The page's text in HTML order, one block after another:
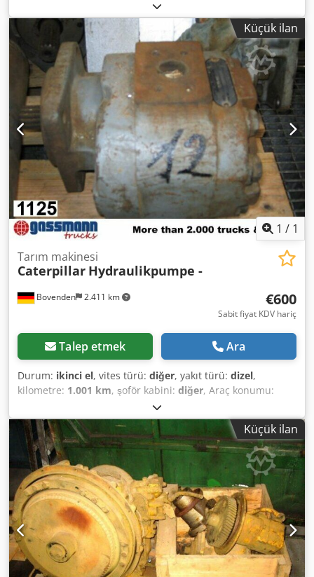
Bovenden, Üst yapı: hidrolik pompa KULLANILMIŞ No.:
2J7366. AKSESUAR BİLGİLERİ GARANTİSİZ OLUP, değişiklik,
ara satış ve hatalar saklıdır! Dodpfx Aei RpcfoltockKüçük ilan
1 / 1
Bovenden 2.411 km
Tarım makinesi
Caterpillar Hydraulikpumpe -
€600
Sabit fiyat KDV hariç
Talep etmek Ara
Durum: ikinci el, vites türü: diğer, yakıt türü: dizel,
kilometre: 1.001 km, şoför kabini: diğer, Araç konumu:
Bovenden, Üst yapı: Hidrolik pompa KULLANILMIŞ Model:
CL 75-15, No.: L049-6067 AKSESUAR BİLGİLERİ GARANTİSİZ,
Değişiklik, ara satış ve hatalar saklıdır! Dodpfx Aji
Rpcmsltsck - .
Küçük ilan